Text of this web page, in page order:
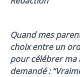
Quand mes
choix entre un
pour célébrer ma
demandé :